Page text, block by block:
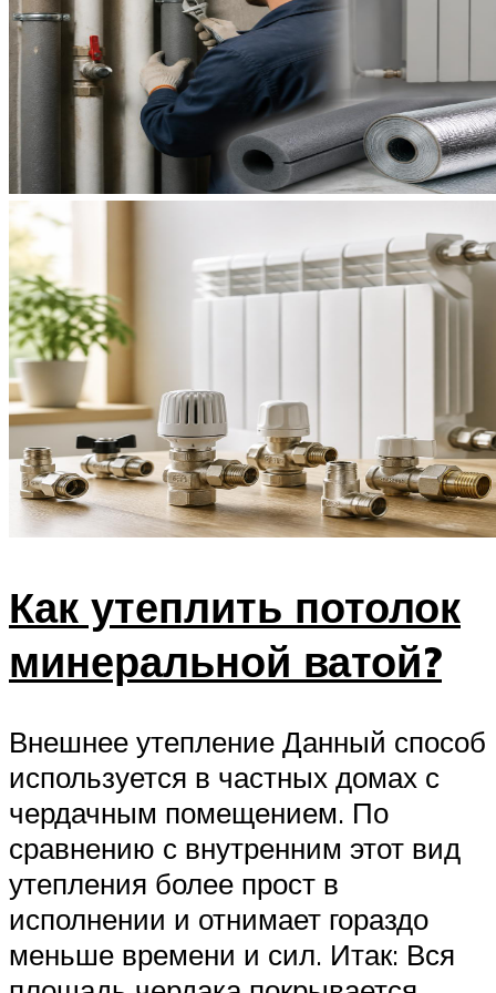
Как утеплить потолок
минеральной ватой?
Внешнее утепление Данный способ
используется в частных домах с
чердачным помещением. По
сравнению с внутренним этот вид
утепления более прост в
исполнении и отнимает гораздо
меньше времени и сил. Итак: Вся